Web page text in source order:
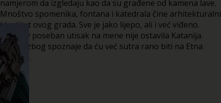
namjerom da izgledaju kao da su građene od kamena lave.
Mnoštvo spomenika, fontana i katedrala čine arhitekturalni
identitet ovog grada. Sve je jako lijepo, ali i već viđeno.
Nikakav poseban utisak na mene nije ostavila Katanija.
Možda zbog spoznaje da ću već sutra rano biti na Etna
vulkanu.